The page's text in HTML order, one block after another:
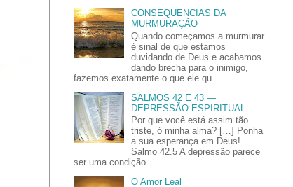
CONSEQUENCIAS DA
MURMURAÇÃO
Quando começamos a murmurar
é sinal de que estamos
duvidando de Deus e acabamos
dando brecha para o inimigo,
fazemos exatamente o que ele qu...
SALMOS 42 E 43 —
DEPRESSÃO ESPIRITUAL
Por que você está assim tão
triste, ó minha alma? […] Ponha
a sua esperança em Deus!
Salmo 42.5 A depressão parece
ser uma condição...
O Amor Leal